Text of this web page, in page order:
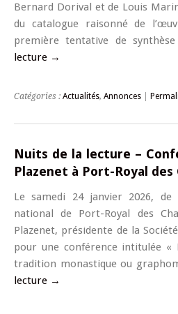
Bernard Dorival et de Louis
du catalogue raisonné de
première tentative de
lecture →
Catégories : Actualités, Annonces
Nuits de la lecture –
Plazenet à Port-Royal des
Le samedi 24 janvier 2026,
national de Port-Royal des
Plazenet, présidente de la
pour une conférence intitulée «
tradition monastique ou
lecture →